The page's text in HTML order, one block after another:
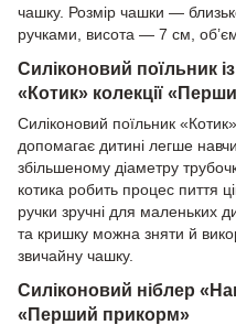
чашку. Розмір чашки —
ручками, висота — 7 см,
Силіконовий поїльник
«Котик» колекції
Силіконовий поїльник
допомагає дитині легше
збільшеному діаметру
котика робить процес пиття
ручки зручні для маленьких
та кришку можна зняти й
звичайну чашку.
Силіконовий ніблер
«Перший прикорм»